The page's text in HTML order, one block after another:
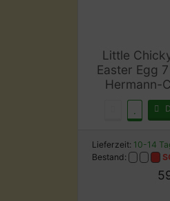
Little
Easter Egg
Hermann-
Lieferzeit: 10-14
Bestand: